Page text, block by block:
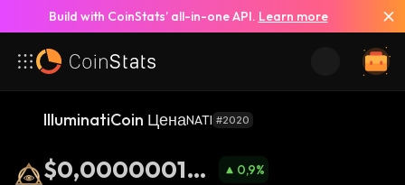
Build with CoinStats’ all-in-one API. Learn more
IlluminatiCoin ЦенаNATI #2020
$0,000000144
0,9%